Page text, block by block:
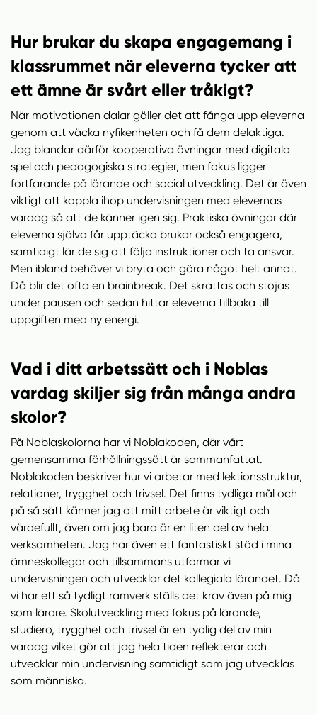
Hur brukar du skapa engagemang i
klassrummet när eleverna tycker att
ett ämne är svårt eller tråkigt?
När motivationen dalar gäller det att fånga upp eleverna
genom att väcka nyfikenheten och få dem delaktiga.
Jag blandar därför kooperativa övningar med digitala
spel och pedagogiska strategier, men fokus ligger
fortfarande på lärande och social utveckling. Det är även
viktigt att koppla ihop undervisningen med elevernas
vardag så att de känner igen sig. Praktiska övningar där
eleverna själva får upptäcka brukar också engagera,
samtidigt lär de sig att följa instruktioner och ta ansvar.
Men ibland behöver vi bryta och göra något helt annat.
Då blir det ofta en brainbreak. Det skrattas och stojas
under pausen och sedan hittar eleverna tillbaka till
uppgiften med ny energi.
Vad i ditt arbetssätt och i Noblas
vardag skiljer sig från många andra
skolor?
På Noblaskolorna har vi Noblakoden, där vårt
gemensamma förhållningssätt är sammanfattat.
Noblakoden beskriver hur vi arbetar med lektionsstruktur,
relationer, trygghet och trivsel. Det finns tydliga mål och
på så sätt känner jag att mitt arbete är viktigt och
värdefullt, även om jag bara är en liten del av hela
verksamheten. Jag har även ett fantastiskt stöd i mina
ämneskollegor och tillsammans utformar vi
undervisningen och utvecklar det kollegiala lärandet. Då
vi har ett så tydligt ramverk ställs det krav även på mig
som lärare. Skolutveckling med fokus på lärande,
studiero, trygghet och trivsel är en tydlig del av min
vardag vilket gör att jag hela tiden reflekterar och
utvecklar min undervisning samtidigt som jag utvecklas
som människa.